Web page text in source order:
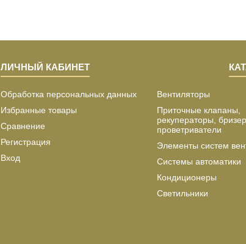
ЛИЧНЫЙ КАБИНЕТ
Обработка персональных данных
Избранные товары
Сравнение
Регистрация
Вход
Вентиляторы
Приточные клапаны,
рекуператоры,
проветриватели
Элементы систем
Системы автоматики
Кондиционеры
Светильники